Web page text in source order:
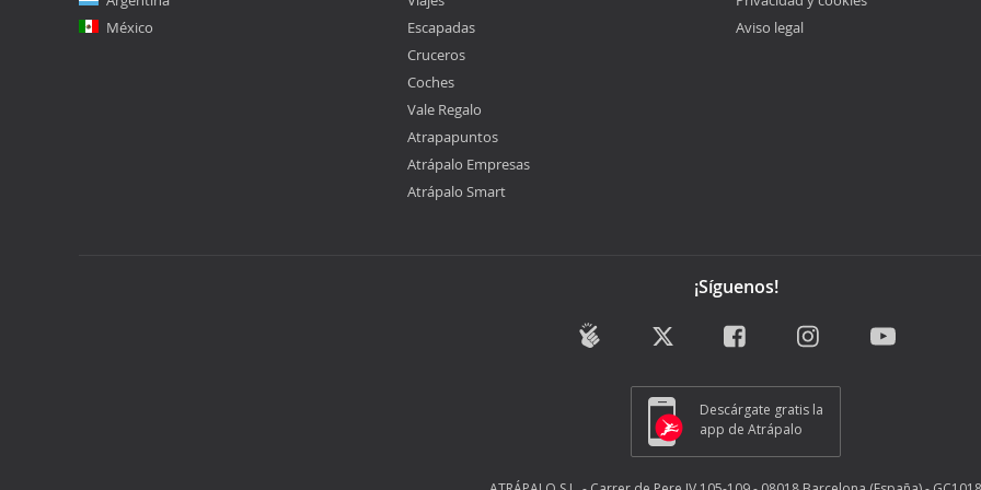
México
Escapadas
Cruceros
Coches
Vale Regalo
Atrapapuntos
Atrápalo Empresas
Atrápalo Smart
Aviso legal
¡Síguenos!
Descárgate gratis la
app de Atrápalo